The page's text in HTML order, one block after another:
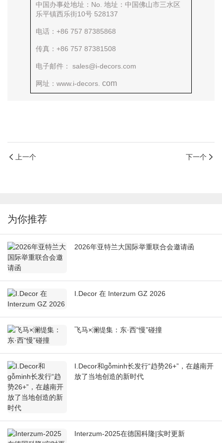
中国办事处地址：No. 地址：中国佛山市三水区
乐平镇西乐街10号 528137
电话：+86 757 87385868
传真：+86 757 87381508
电子邮件： sales@i-decors.com
网址：www.i-decors. com
上一个 下一个
为你推荐
2026年亚特兰大国际举重联合会邀请函
I.Decor 在 Interzum GZ 2026
飞马×澜缇集：东·西“慢”碰撞
I.Decor和gỗminh长发行“趋势26+”，在越南开
放了当地创造的新时代
Interzum-2025在德国科隆|实时更新